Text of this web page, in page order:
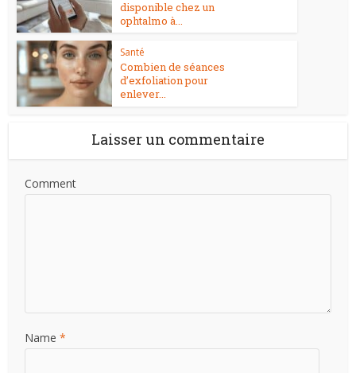
disponible chez un
ophtalmo à...
Santé
Combien de séances
d’exfoliation pour
enlever...
Laisser un commentaire
Comment
Name *